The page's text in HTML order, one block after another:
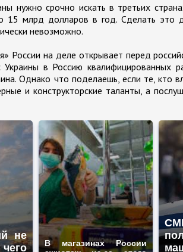
нужно срочно искать в третьих
млрд долларов в год. Сделать это
невозможно.
России на деле открывает перед
в Россию квалифицированных
Однако что поделаешь, если те, кто
и конструкторские таланты, а
не
В магазинах России